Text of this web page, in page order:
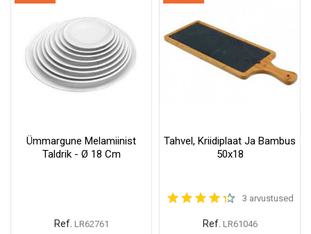
Ümmargune Melamiinist
Taldrik - Ø 18 Cm
Ref. LR62761
Tahvel, Kriidiplaat Ja Bambus
50x18
3 arvustused
Ref. LR61046